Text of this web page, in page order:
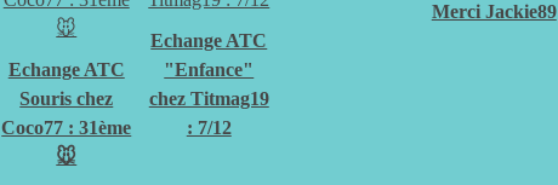
Echange ATC
Souris chez
Coco77 : 31ème
🐭
Echange ATC
"Enfance"
chez Titmag19
: 7/12
Merci Jackie89